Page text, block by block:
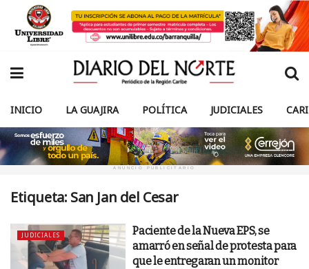
INICIO LA GUAJIRA POLÍTICA JUDICIALES
ANUNCIO PUBLICITARIO
Etiqueta: San Jan del Cesar
JUDICIALES
Paciente de la Nueva EPS, se
amarró en señal de protesta para
que le entregaran un monitor